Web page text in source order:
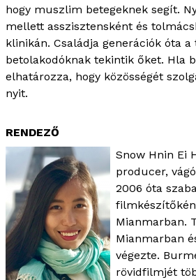
hogy muszlim betegeknek segít.
mellett asszisztensként és
klinikán. Családja generációk óta
betolakodóknak tekintik őket. Hla
elhatározza, hogy közösségét
nyit.
RENDEZŐ
Snow Hnin Ei
producer,
2006 óta
Mianmarban.
Mianmarban
végezte.
rövidfilmjét